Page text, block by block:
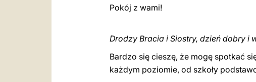
Pokój z wami!
Drodzy Bracia i Siostry, dzień dobry i
Bardzo się cieszę, że mogę spotkać
każdym poziomie, od szkoły